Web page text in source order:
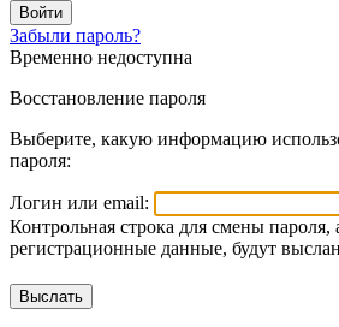
Войти
Забыли пароль?
Временно недоступна
Восстановление пароля
Выберите, какую информацию
пароля:
Логин или email:
Контрольная строка для смены пароля,
регистрационные данные, будут